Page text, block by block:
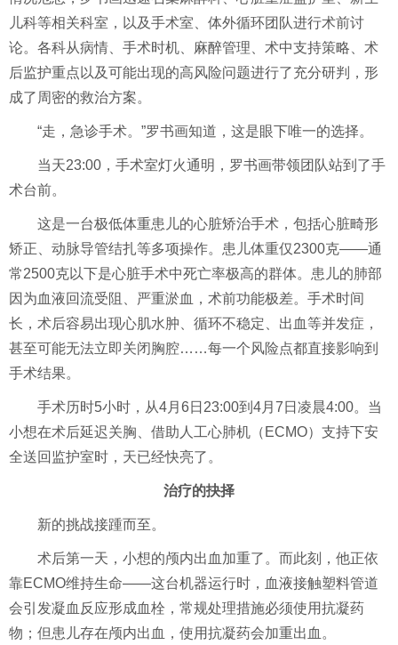
儿科等相关科室，以及手术室、体外循环团队进行术前讨
论。各科从病情、手术时机、麻醉管理、术中支持策略、术
后监护重点以及可能出现的高风险问题进行了充分研判，形
成了周密的救治方案。
“走，急诊手术。”罗书画知道，这是眼下唯一的选择。
当天23:00，手术室灯火通明，罗书画带领团队站到了手
术台前。
这是一台极低体重患儿的心脏矫治手术，包括心脏畸形
矫正、动脉导管结扎等多项操作。患儿体重仅2300克——通
常2500克以下是心脏手术中死亡率极高的群体。患儿的肺部
因为血液回流受阻、严重淤血，术前功能极差。手术时间
长，术后容易出现心肌水肿、循环不稳定、出血等并发症，
甚至可能无法立即关闭胸腔……每一个风险点都直接影响到
手术结果。
手术历时5小时，从4月6日23:00到4月7日凌晨4:00。当
小想在术后延迟关胸、借助人工心肺机（ECMO）支持下安
全送回监护室时，天已经快亮了。
治疗的抉择
新的挑战接踵而至。
术后第一天，小想的颅内出血加重了。而此刻，他正依
靠ECMO维持生命——这台机器运行时，血液接触塑料管道
会引发凝血反应形成血栓，常规处理措施必须使用抗凝药
物；但患儿存在颅内出血，使用抗凝药会加重出血。